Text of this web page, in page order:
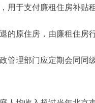
用于支付廉租住房补贴
原住房，由廉租住房
理部门应定期会同同级